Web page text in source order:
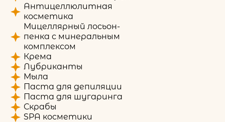
Антицеллюлитная
косметика
Мицеллярный лосьон-
пенка с минеральным
комплексом
Крема
Лубриканты
Мыла
Паста для депиляции
Паста для шугаринга
Скрабы
SPA косметики